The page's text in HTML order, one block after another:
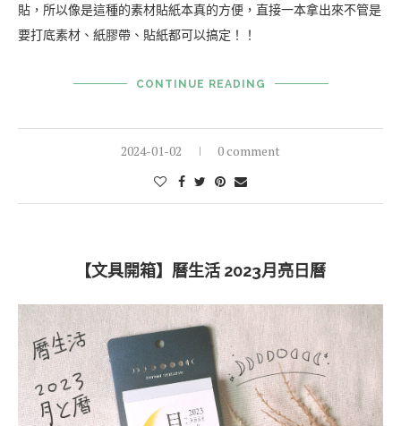
貼，所以像是這種的素材貼紙本真的方便，直接一本拿出來不管是
要打底素材、紙膠帶、貼紙都可以搞定！！
CONTINUE READING
2024-01-02 0 comment
【文具開箱】曆生活 2023月亮日曆